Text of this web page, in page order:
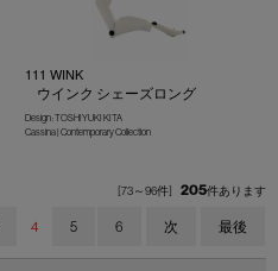
111 WINK
ウインク シェーズロング
Design : TOSHIYUKI KITA
Cassina | Contemporary Collection
[73～96件] 205件あります
4 5 6 次 最後